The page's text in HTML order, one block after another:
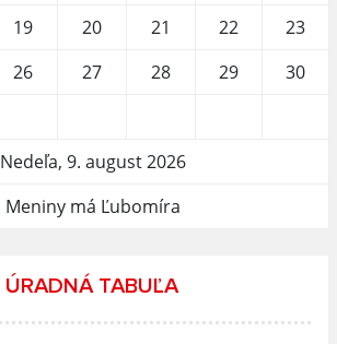
19 20 21 22
23
26 27 28 29
30
Nedeľa, 9. august 2026
Meniny má Ľubomíra
ÚRADNÁ TABUĽA